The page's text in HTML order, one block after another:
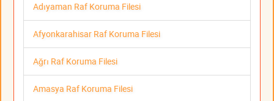
Adıyaman Raf Koruma Filesi
Afyonkarahisar Raf Koruma Filesi
Ağrı Raf Koruma Filesi
Amasya Raf Koruma Filesi